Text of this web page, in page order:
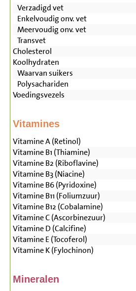
Verzadigd vet
Enkelvoudig onv. vet
Meervoudig onv. vet
Transvet
Cholesterol
Koolhydraten
Waarvan suikers
Polysachariden
Voedingsvezels
Vitamines
Vitamine A (Retinol)
Vitamine B1 (Thiamine)
Vitamine B2 (Riboflavine)
Vitamine B3 (Niacine)
Vitamine B6 (Pyridoxine)
Vitamine B11 (Foliumzuur)
Vitamine B12 (Cobalamine)
Vitamine C (Ascorbinezuur)
Vitamine D (Calcifine)
Vitamine E (Tocoferol)
Vitamine K (Fylochinon)
Mineralen